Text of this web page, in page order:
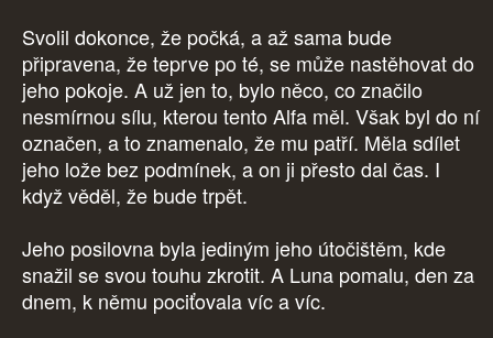
Svolil dokonce, že počká, a až sama bude
připravena, že teprve po té, se může nastěhovat do
jeho pokoje. A už jen to, bylo něco, co značilo
nesmírnou sílu, kterou tento Alfa měl. Však byl do ní
označen, a to znamenalo, že mu patří. Měla sdílet
jeho lože bez podmínek, a on ji přesto dal čas. I
když věděl, že bude trpět.
Jeho posilovna byla jediným jeho útočištěm, kde
snažil se svou touhu zkrotit. A Luna pomalu, den za
dnem, k němu pociťovala víc a víc.